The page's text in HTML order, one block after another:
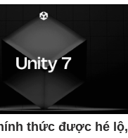
thức được hé lộ,